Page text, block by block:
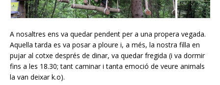
A nosaltres ens va quedar pendent per a una propera vegada.
Aquella tarda es va posar a ploure i, a més, la nostra filla en
pujar al cotxe després de dinar, va quedar fregida (i va dormir
fins a les 18.30; tant caminar i tanta emoció de veure animals
la van deixar k.o).